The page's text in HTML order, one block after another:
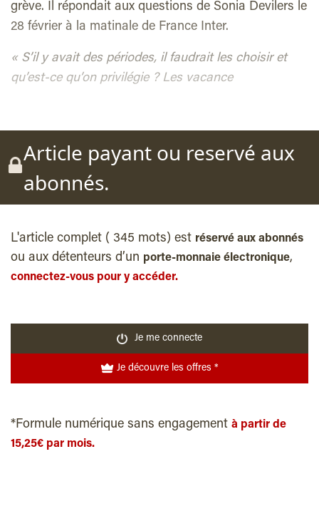
grève. Il répondait aux questions de Sonia Devilers le
28 février à la matinale de France Inter.
« S’il y avait des périodes, il faudrait les choisir et
qu’est-ce qu’on privilégie ? Les vacance
Article payant ou reservé aux
abonnés.
L'article complet ( 345 mots) est réservé aux abonnés
ou aux détenteurs d’un porte-monnaie électronique,
connectez-vous pour y accéder.
Je me connecte
Je découvre les offres *
*Formule numérique sans engagement à partir de
15,25€ par mois.